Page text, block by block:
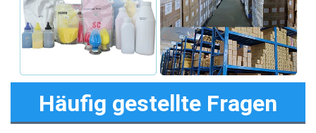
Häufig gestellte Fragen